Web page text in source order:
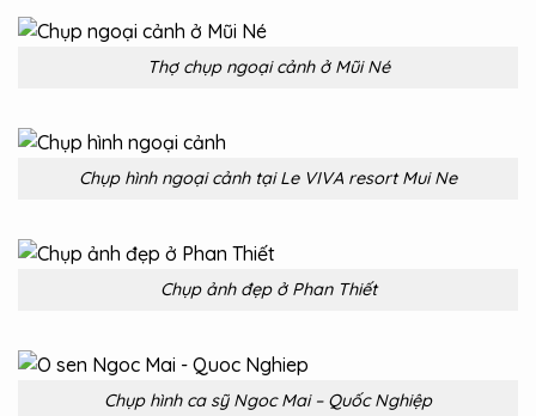
Thợ chụp ngoại cảnh ở Mũi Né
Chụp hình ngoại cảnh tại Le VIVA resort Mui Ne
Chụp ảnh đẹp ở Phan Thiết
Chụp hình ca sỹ Ngoc Mai – Quốc Nghiệp